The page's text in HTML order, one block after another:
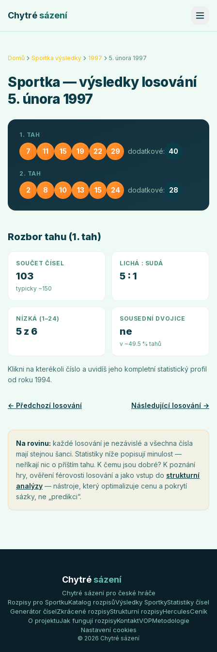
Chytrésázení
Domů Sportka výsledky 1997 5. února 1997
Sportka — výsledky losování
5. února 1997
1. TAH
7 11 15 19 22 29 dodatkové: 40
2. TAH
2 8 10 13 15 24 dodatkové: 28
Rozbor tahu (1. tah)
SOUČET ČÍSEL
103
typicky ~150
LICHÁ : SUDÁ
5 : 1
NÍZKÁ (1–24)
5 z 6
SOUSEDNÍ DVOJICE
ne
v ~49.5 % tahů
Klikni na kterékoli číslo a uvidíš jeho kompletní statistický profil
od roku 1994.
← Předchozí losování Následující losování →
Na rovinu: každé losování je nezávislé a všechna čísla
mají stejnou šanci. Statistiky níže popisují minulost —
neříkají nic o příštím tahu. K čemu jsou dobré? K poznání
hry, ověření férovosti losování a jako vstup do strukturní
analýzy — nástroje, který optimalizuje cenu a pokrytí
sázky, ne „predikci“.
Chytré sázení
Chytré sázení pro české hráče
Rozpisy pro SportkuKatalog rozpisůVýsledky SportkyStatistiky čísel
Generátor číselZkrácené rozpisyStrukturní rozpisyHerculesCeník
O projektuJak fungují rozpisyKontaktVOPMetodologie
Nastavení cookies
© 2026 Chytré sázení